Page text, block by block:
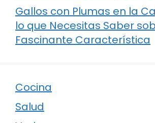
Gallos con Plumas en la
lo que Necesitas Saber
Fascinante Característica
Cocina
Salud